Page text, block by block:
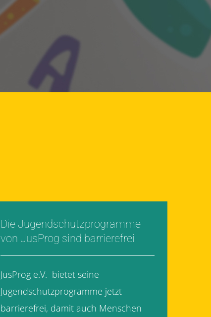
Die Jugendschutzprogramme
von JusProg sind barrierefrei
JusProg e.V. bietet seine
Jugendschutzprogramme jetzt
barrierefrei, damit auch Menschen